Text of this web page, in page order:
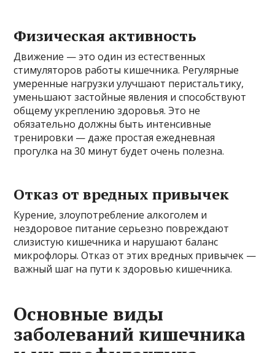
Физическая активность
Движение — это один из естественных
стимуляторов работы кишечника. Регулярные
умеренные нагрузки улучшают перистальтику,
уменьшают застойные явления и способствуют
общему укреплению здоровья. Это не
обязательно должны быть интенсивные
тренировки — даже простая ежедневная
прогулка на 30 минут будет очень полезна.
Отказ от вредных привычек
Курение, злоупотребление алкоголем и
нездоровое питание серьезно повреждают
слизистую кишечника и нарушают баланс
микрофлоры. Отказ от этих вредных привычек —
важный шаг на пути к здоровью кишечника.
Основные виды
заболеваний кишечника